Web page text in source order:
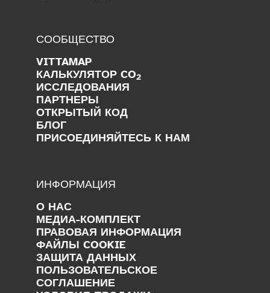
СООБЩЕСТВО
VITTAMAP
КАЛЬКУЛЯТОР CO2
ИССЛЕДОВАНИЯ
ПАРТНЕРЫ
ОТКРЫТЫЙ КОД
БЛОГ
ПРИСОЕДИНЯЙТЕСЬ К НАМ
ИНФОРМАЦИЯ
О НАС
МЕДИА-КОМПЛЕКТ
ПРАВОВАЯ ИНФОРМАЦИЯ
ФАЙЛЫ COOKIE
ЗАЩИТА ДАННЫХ
ПОЛЬЗОВАТЕЛЬСКОЕ
СОГЛАШЕНИЕ